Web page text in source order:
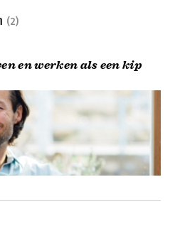
(2)
en werken als een kip